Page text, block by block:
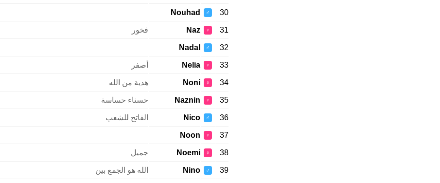
30
♂
Nouhad
31
♀
Naz فخور
32
♂
Nadal
33
♀
Nelia أصفر
34
♀
Noni هدية من الله
35
♀
Naznin حسناء حساسة
36
♂
Nico الفاتح للشعب
37
♀
Noon
38
♀
Noemi جميل
39
♂
Nino الله هو الجمع بين